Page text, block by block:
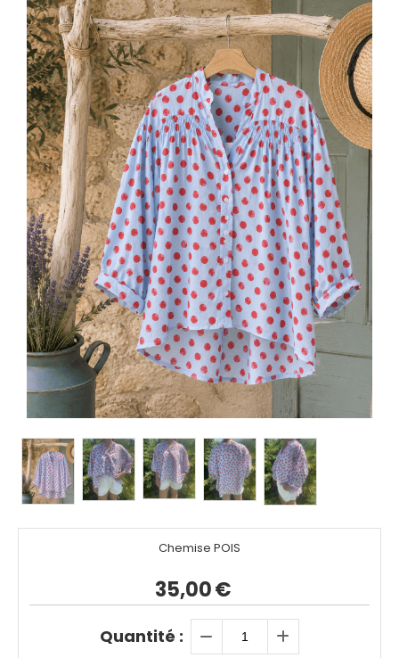
Chemise POIS
35,00€
Quantité :